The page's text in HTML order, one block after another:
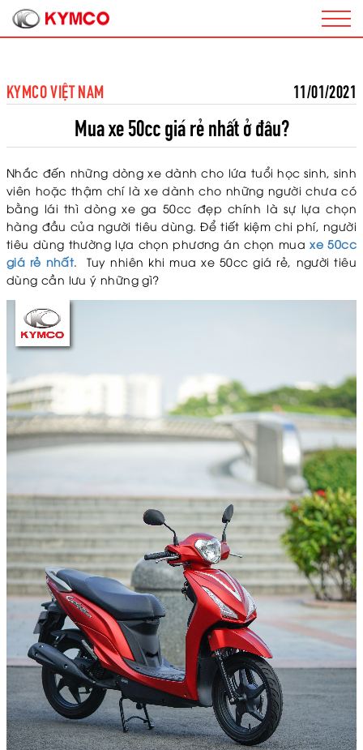
KYMCO VIỆT NAM 11/01/2021
Mua xe 50cc giá rẻ nhất ở đâu?
Nhắc đến những dòng xe dành cho lứa tuổi học sinh, sinh
viên hoặc thậm chí là xe dành cho những người chưa có
bằng lái thì dòng xe ga 50cc đẹp chính là sự lựa chọn
hàng đầu của người tiêu dùng. Để tiết kiệm chi phí, người
tiêu dùng thường lựa chọn phương án chọn muaxe 50cc
giá rẻ nhất. Tuy nhiên khi mua xe 50cc giá rẻ, người tiêu
dùng cần lưu ý những gì?